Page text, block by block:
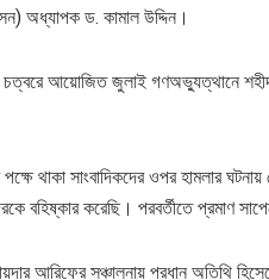
অধ্যাপক ড. কামাল উদ্দিন।
চত্বরে আয়োজিত জুলাই গণঅভ্যুত্থানে
থাকা সাংবাদিকদের ওপর হামলার
বহিষ্কার করেছি। পরবর্তীতে প্রমাণ
আরিফের সঞ্চালনায় প্রধান অতিথি